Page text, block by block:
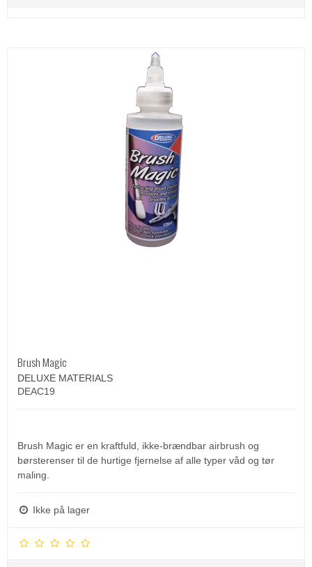
Brush Magic
DELUXE MATERIALS
DEAC19
Brush Magic er en kraftfuld, ikke-brændbar airbrush og
børsterenser til de hurtige fjernelse af alle typer våd og tør
maling.
Ikke på lager